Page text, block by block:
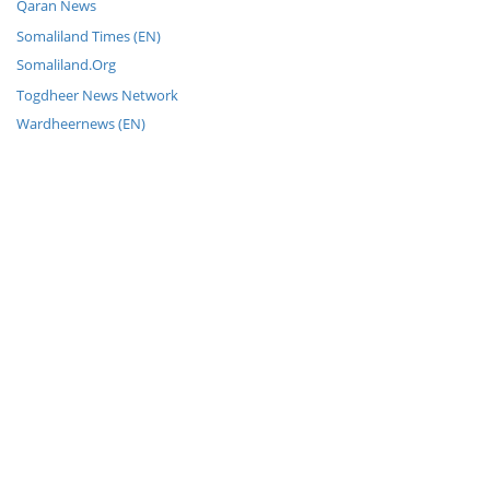
Qaran News
Somaliland Times (EN)
Somaliland.Org
Togdheer News Network
Wardheernews (EN)